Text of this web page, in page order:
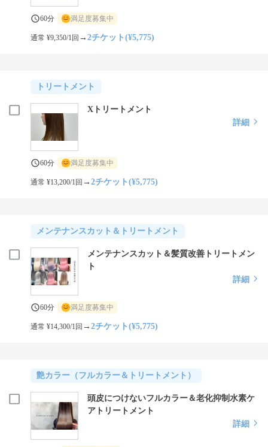
60分 満足度募集中
通常 ¥9,350/1回 →2チケット(¥5,775)
トリートメント
Xトリートメント
詳細
60分 満足度募集中
通常 ¥13,200/1回 →2チケット(¥5,775)
メンテナンスカット＆トリートメント
メンテナンスカット＆髪質改善トリートメン
ト
詳細
60分 満足度募集中
通常 ¥14,300/1回 →2チケット(¥5,775)
艶カラー（フルカラー＆トリートメント）
頭皮につけないフルカラー＆老化抑制水素ケ
アトリートメント
詳細